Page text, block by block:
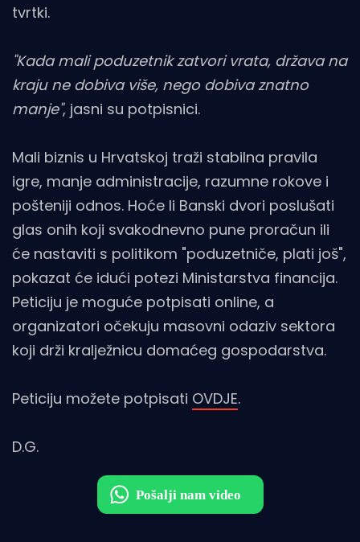
tvrtki.
"Kada mali poduzetnik zatvori vrata, država na
kraju ne dobiva više, nego dobiva znatno
manje", jasni su potpisnici.
Mali biznis u Hrvatskoj traži stabilna pravila
igre, manje administracije, razumne rokove i
pošteniji odnos. Hoće li Banski dvori poslušati
glas onih koji svakodnevno pune proračun ili
će nastaviti s politikom "poduzetniče, plati još",
pokazat će idući potezi Ministarstva financija.
Peticiju je moguće potpisati online, a
organizatori očekuju masovni odaziv sektora
koji drži kralježnicu domaćeg gospodarstva.
Peticiju možete potpisati OVDJE.
D.G.